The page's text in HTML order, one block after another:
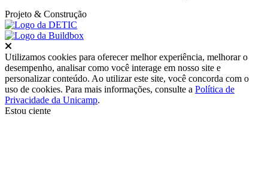
Projeto & Construção
Utilizamos cookies para oferecer melhor experiência, melhorar o
desempenho, analisar como você interage em nosso site e
personalizar conteúdo. Ao utilizar este site, você concorda com o
uso de cookies. Para mais informações, consulte a Política de
Privacidade da Unicamp.
Estou ciente